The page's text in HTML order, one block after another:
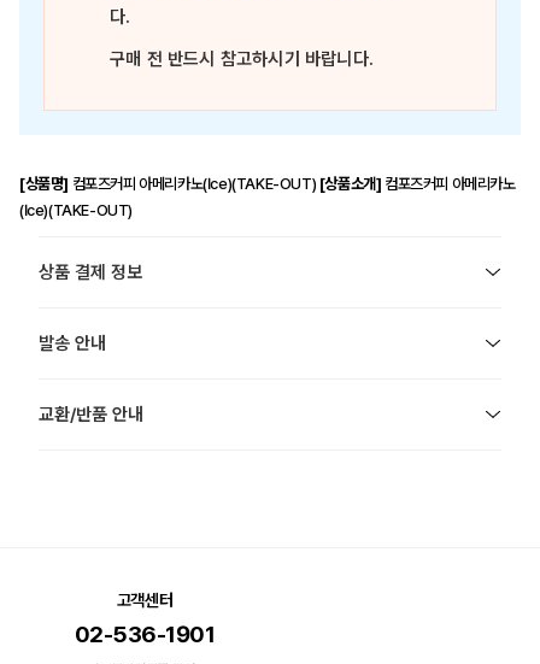
다.
구매 전 반드시 참고하시기 바랍니다.
[상품명] 컴포즈커피 아메리카노(Ice)(TAKE-OUT) [상품소개] 컴포즈커피 아메리카노
(Ice)(TAKE-OUT)
상품 결제 정보
발송 안내
교환/반품 안내
고객센터
02-536-1901